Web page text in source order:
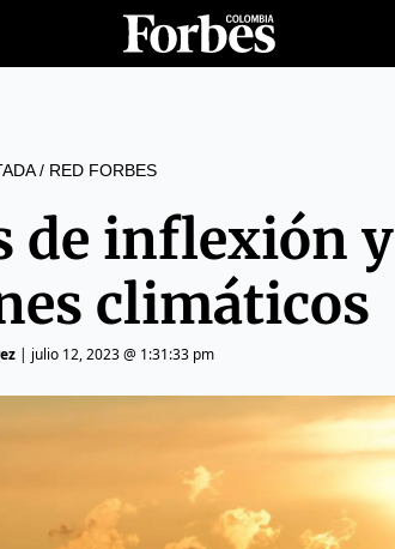
/ RED FORBES
de inflexión y
climáticos
| julio 12, 2023 @ 1:31:33 pm